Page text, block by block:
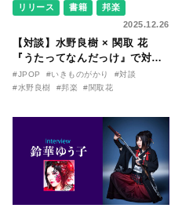
リリース 書籍
邦楽
2025.12.26
【対談】水野良樹 × 関取 花
『うたってなんだっけ』で対談
が実現。いきものがかかり「生
きて、燦々」と関取 花「わたし
ビュー！
#JPOP #いきものがかり
#対談
#水野良樹
#邦楽 #関取花